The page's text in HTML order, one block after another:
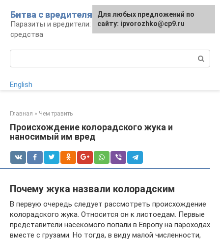
контенту
Битва с вредителями
Паразиты и вредители: виды, борьба,
средства
English
Главная » Чем травить
Происхождение колорадского жука и
наносимый им вред
Почему жука назвали колорадским
В первую очередь следует рассмотреть происхождение
колорадского жука. Относится он к листоедам. Первые
представители насекомого попали в Европу на пароходах
вместе с грузами. Но тогда, в виду малой численности,
Для любых предложений по
сайту: ipvorozhko@cp9.ru